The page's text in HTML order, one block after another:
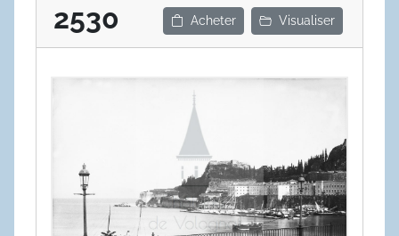
2530 Acheter Visualiser